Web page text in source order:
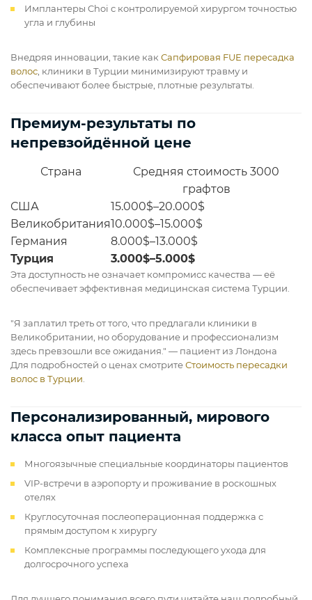
Имплантеры Choi с контролируемой хирургом точностью
угла и глубины
Внедряя инновации, такие как Сапфировая FUE пересадка
волос , клиники в Турции минимизируют травму и
обеспечивают более быстрые, плотные результаты.
Премиум-результаты по
непревзойдённой цене
Страна
Средняя стоимость 3000
графтов
США
15.000$–20.000$
Великобритания10.000$–15.000$
Германия
8.000$–13.000$
Турция
3.000$–5.000$
Эта доступность не означает компромисс качества — её
обеспечивает эффективная медицинская система Турции.
"Я заплатил треть от того, что предлагали клиники в
Великобритании, но оборудование и профессионализм
здесь превзошли все ожидания." — пациент из Лондона
Для подробностей о ценах смотритеСтоимость пересадки
волос в Турции
Персонализированный, мирового
класса опыт пациента
Многоязычные специальные координаторы пациентов
VIP-встречи в аэропорту и проживание в роскошных
отелях
Круглосуточная послеоперационная поддержка с
прямым доступом к хирургу
Комплексные программы последующего ухода для
долгосрочного успеха